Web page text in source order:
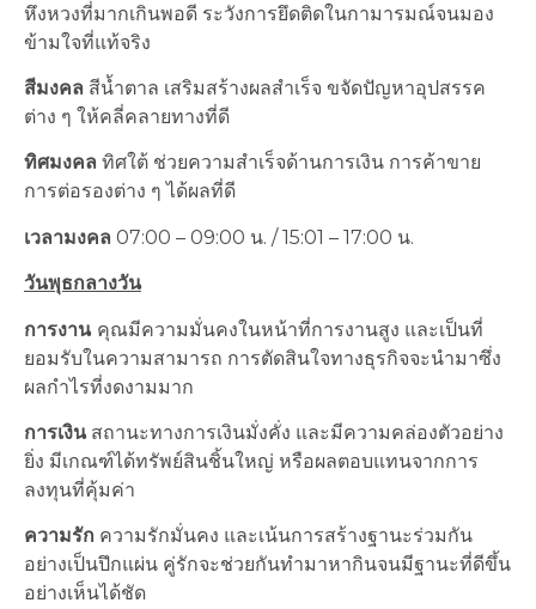
หึงหวงที่มากเกินพอดี ระวังการยึดติดในกามารมณ์จนมอง
ข้ามใจที่แท้จริง
สีมงคล สีน้ำตาล เสริมสร้างผลสำเร็จ ขจัดปัญหาอุปสรรค
ต่าง ๆ ให้คลี่คลายทางที่ดี
ทิศมงคล ทิศใต้ ช่วยความสำเร็จด้านการเงิน การค้าขาย
การต่อรองต่าง ๆ ได้ผลที่ดี
เวลามงคล 07:00 – 09:00 น. / 15:01 – 17:00 น.
วันพุธกลางวัน
การงาน คุณมีความมั่นคงในหน้าที่การงานสูง และเป็นที่
ยอมรับในความสามารถ การตัดสินใจทางธุรกิจจะนำมาซึ่ง
ผลกำไรที่งดงามมาก
การเงินสถานะทางการเงินมั่งคั่ง และมีความคล่องตัวอย่าง
ยิ่ง มีเกณฑ์ได้ทรัพย์สินชิ้นใหญ่ หรือผลตอบแทนจากการ
ลงทุนที่คุ้มค่า
ความรัก ความรักมั่นคง และเน้นการสร้างฐานะร่วมกัน
อย่างเป็นปึกแผ่น คู่รักจะช่วยกันทำมาหากินจนมีฐานะที่ดีขึ้น
อย่างเห็นได้ชัด